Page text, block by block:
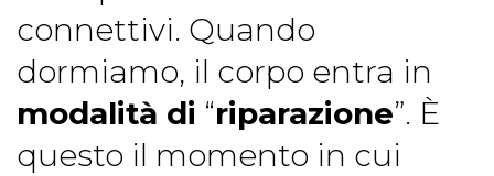
connettivi. Quando
dormiamo, il corpo entra in
modalità di “riparazione”. È
questo il momento in cui